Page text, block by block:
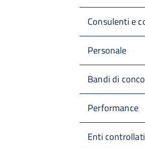
Consulenti e
Personale
Bandi di
Performance
Enti controllati